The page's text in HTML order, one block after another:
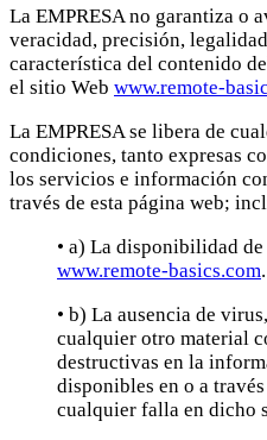
La EMPRESA no garantiza o
veracidad, precisión,
característica del contenido
el sitio Web www.remote-
La EMPRESA se libera de
condiciones, tanto expresas
los servicios e información
través de esta página web;
• a) La disponibilidad
www.remote-basics.com.
• b) La ausencia de
cualquier otro material
destructivas en la
disponibles en o a
cualquier falla en dicho